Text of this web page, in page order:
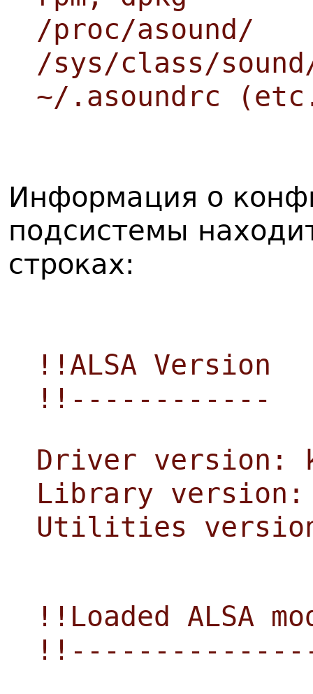
/proc/asound/
/sys/class/
~/.asoundrc
Информация о
подсистемы
строках:
!!ALSA Version
!!------------
Driver version:
Library
Utilities
!!Loaded ALSA